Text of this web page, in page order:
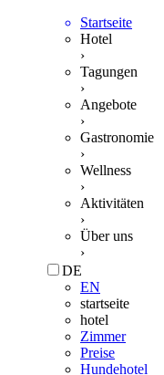
Startseite
Hotel
›
Tagungen
›
Angebote
›
Gastronomie
›
Wellness
›
Aktivitäten
›
Über uns
›
DE
EN
startseite
hotel
Zimmer
Preise
Hundehotel